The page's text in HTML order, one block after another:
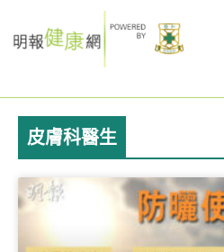
to
皮膚科醫生